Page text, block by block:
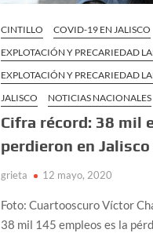
CINTILLO
COVID-19 EN JALISCO
EXPLOTACIÓN Y PRECARIEDAD
EXPLOTACIÓN Y PRECARIEDAD
JALISCO
NOTICIAS NACIONALES
Cifra récord: 38 mil
perdieron en
grieta 12 mayo, 2020
Foto: Cuartooscuro Víctor
38 mil 145 empleos es la